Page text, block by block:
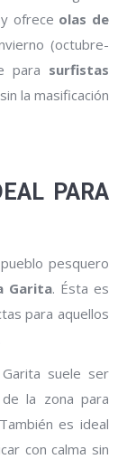
ofrece olas de
(octubre-
para surfistas
la masificación
PARA
pesquero
Garita. Ésta es
para aquellos
suele ser
la zona para
es ideal
con calma sin